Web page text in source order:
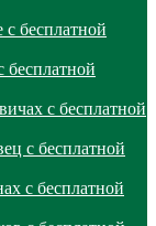
бесплатной
с бесплатной
с бесплатной
с бесплатной